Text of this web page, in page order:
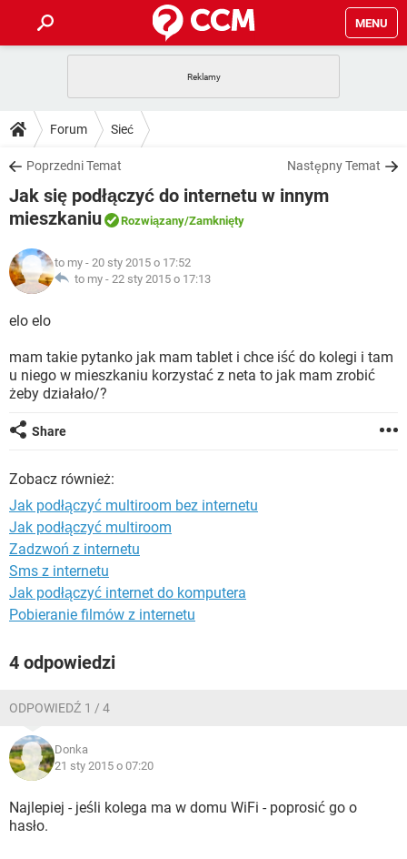
MENU
GRY
SPOTIFY
INSTAGRAM FACEBOOK
WINDOWS 10
PORADY
PlayStation
SPOTIFY
WINDOWS 10
DO POBRANIA
ANDROID TIKTOK
GRY WHATSAPP
IOS
INSTAGRAM
WINDOWS 10
FORUM
GRY
WINDOWS 10
ARTYKUŁY
COVID-19
GRY
SPOTIFY NETFLIX
INSTAGRAM FACEBOOK
Forum Sieć
Poprzedni Temat Następny Temat
Jak się podłączyć do internetu w innym
mieszkaniu
Rozwiązany/Zamknięty
to my - 20 sty 2015 o 17:52
to my - 22 sty 2015 o 17:13
elo elo
mam takie pytanko jak mam tablet i chce iść do kolegi i tam
u niego w mieszkaniu korzystać z neta to jak mam zrobić
żeby działało/?
Share
Zobacz również:
Jak podłączyć multiroom bez internetu
Jak podłączyć multiroom
Zadzwoń z internetu
Sms z internetu
Jak podłączyć internet do komputera
Pobieranie filmów z internetu
4 odpowiedzi
ODPOWIEDŹ 1 / 4
Donka
21 sty 2015 o 07:20
Najlepiej - jeśli kolega ma w domu WiFi - poprosić go o
hasło.